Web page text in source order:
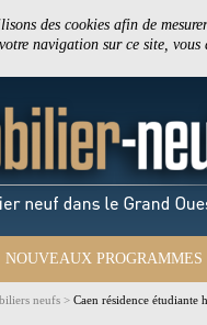
des cookies afin de
navigation sur ce site,
NOUVEAUX PROGRAMMES
neufs > Caen résidence étudiante